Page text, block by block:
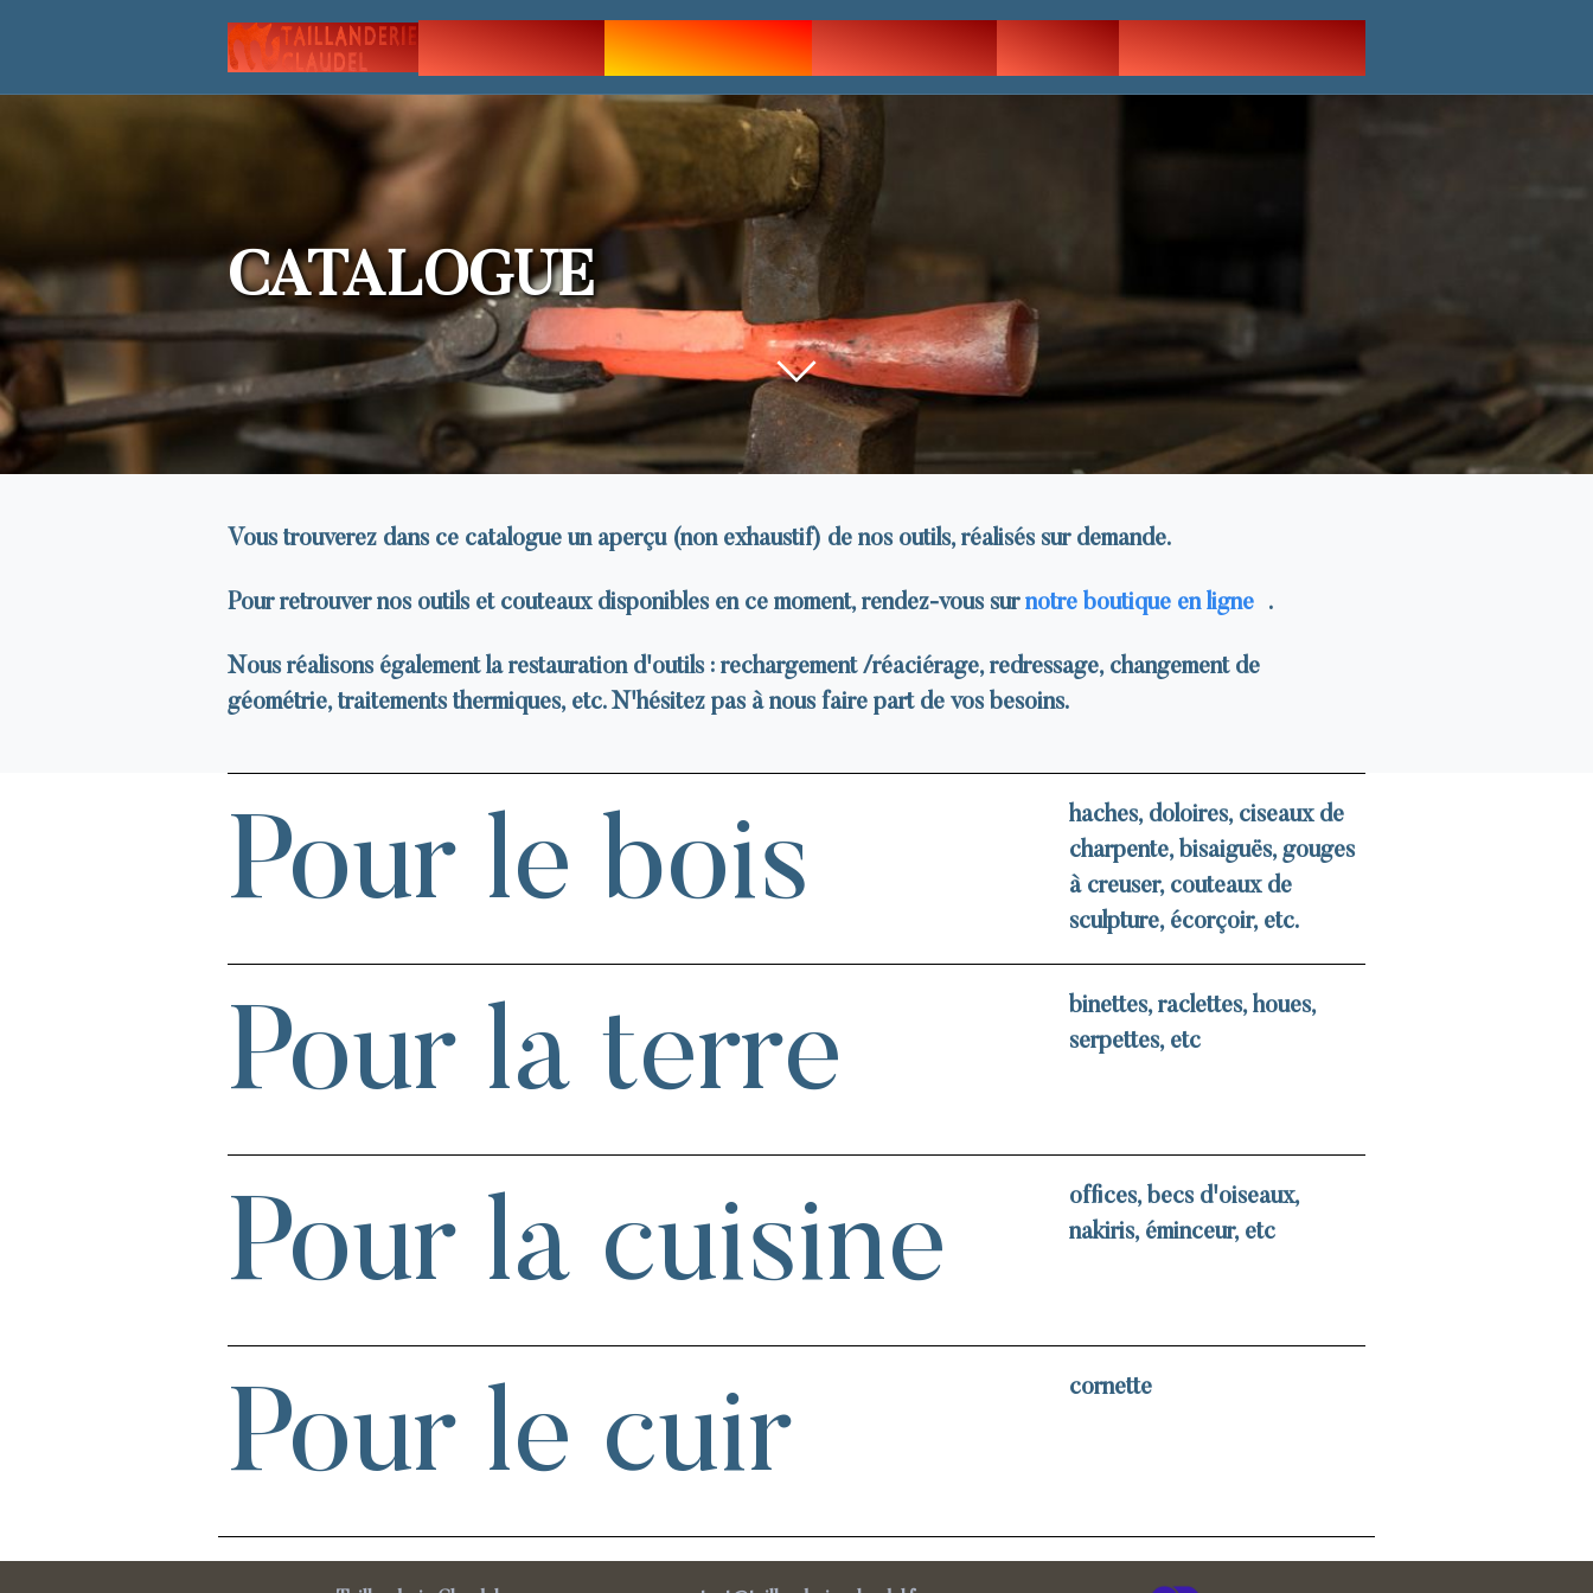
CATALOGUE
CATALOGUE
Vous trouverez dans ce catalogue un aperçu (non exhaustif) de nos outils, réalisés sur demande.
Pour retrouver nos outils et couteaux disponibles en ce moment, rendez-vous sur notre boutique en ligne .
Nous réalisons également la restauration d'outils : rechargement /réaciérage, redressage, changement de
géométrie, traitements thermiques, etc. N'hésitez pas à nous faire part de vos besoins.
Pour le bois
haches, doloires, ciseaux de
charpente, bisaiguës, gouges
à creuser, couteaux de
sculpture, écorçoir, etc.
Pour la terre
binettes, raclettes, houes,
serpettes, etc
Pour la cuisine
offices, becs d'oiseaux,
nakiris, éminceur, etc
Pour le cuir cornette